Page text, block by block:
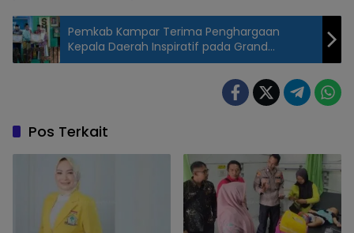
Nurhadi/LensaNusantara))
Pemkab Kampar Terima Penghargaan
Kepala Daerah Inspiratif pada Grand
Launching Penerimaan Mahasiswa Baru UMRI
Pos Terkait